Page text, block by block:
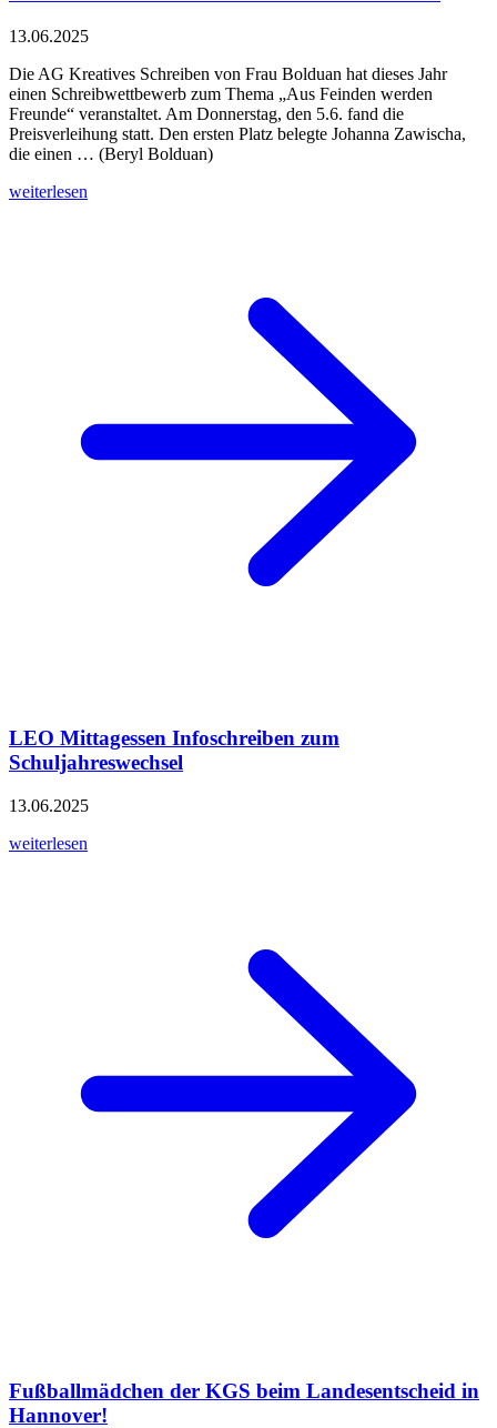
13.06.2025
Die AG Kreatives Schreiben von Frau Bolduan hat dieses Jahr
einen Schreibwettbewerb zum Thema „Aus Feinden werden
Freunde“ veranstaltet. Am Donnerstag, den 5.6. fand die
Preisverleihung statt. Den ersten Platz belegte Johanna Zawischa,
die einen … (Beryl Bolduan)
weiterlesen
LEO Mittagessen Infoschreiben zum
Schuljahreswechsel
13.06.2025
weiterlesen
Fußballmädchen der KGS beim Landesentscheid in
Hannover!